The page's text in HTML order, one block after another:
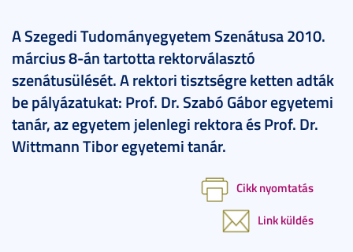
A Szegedi Tudományegyetem Szenátusa 2010.
március 8-án tartotta rektorválasztó
szenátusülését. A rektori tisztségre ketten adták
be pályázatukat: Prof. Dr. Szabó Gábor egyetemi
tanár, az egyetem jelenlegi rektora és Prof. Dr.
Wittmann Tibor egyetemi tanár.
Cikk nyomtatás
Link küldés